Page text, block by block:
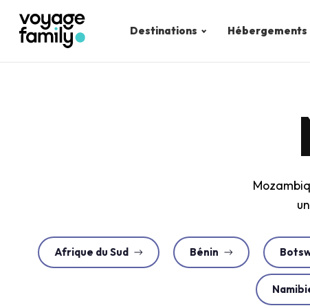
Destinations Hébergements
Afrique du Sud Bénin